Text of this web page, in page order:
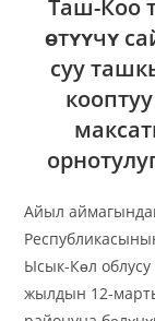
Таш-Коо
ɵтʏʏчʏ
суу
Айыл
Ысык-Кɵл
жылдын 12-